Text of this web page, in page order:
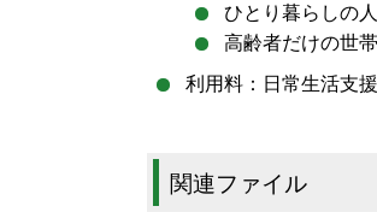
ひとり暮らしの人
高齢者だけの世
利用料：日常生活支
関連ファイル